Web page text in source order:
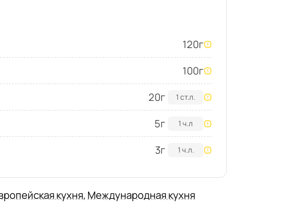
120г
100г
20г 1 ст.л.
5г 1 ч.л
3г 1 ч.л.
кухня, Международная кухня